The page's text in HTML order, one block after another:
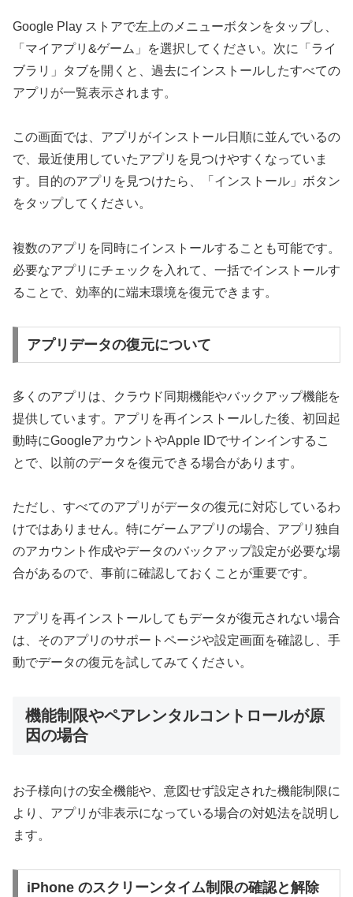
Google Play ストアで左上のメニューボタンをタップし、
「マイアプリ&ゲーム」を選択してください。次に「ライ
ブラリ」タブを開くと、過去にインストールしたすべての
アプリが一覧表示されます。
この画面では、アプリがインストール日順に並んでいるの
で、最近使用していたアプリを見つけやすくなっていま
す。目的のアプリを見つけたら、「インストール」ボタン
をタップしてください。
複数のアプリを同時にインストールすることも可能です。
必要なアプリにチェックを入れて、一括でインストールす
ることで、効率的に端末環境を復元できます。
アプリデータの復元について
多くのアプリは、クラウド同期機能やバックアップ機能を
提供しています。アプリを再インストールした後、初回起
動時にGoogleアカウントやApple IDでサインインするこ
とで、以前のデータを復元できる場合があります。
ただし、すべてのアプリがデータの復元に対応しているわ
けではありません。特にゲームアプリの場合、アプリ独自
のアカウント作成やデータのバックアップ設定が必要な場
合があるので、事前に確認しておくことが重要です。
アプリを再インストールしてもデータが復元されない場合
は、そのアプリのサポートページや設定画面を確認し、手
動でデータの復元を試してみてください。
機能制限やペアレンタルコントロールが原
因の場合
お子様向けの安全機能や、意図せず設定された機能制限に
より、アプリが非表示になっている場合の対処法を説明し
ます。
iPhone のスクリーンタイム制限の確認と解除